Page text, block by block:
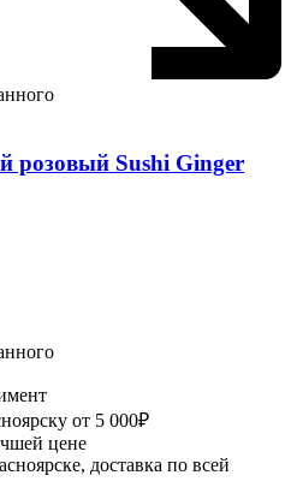
розовый Sushi Ginger
от 5 000₽
цене
доставка по всей